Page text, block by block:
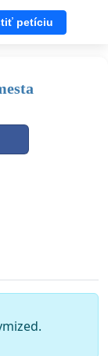
petíciu